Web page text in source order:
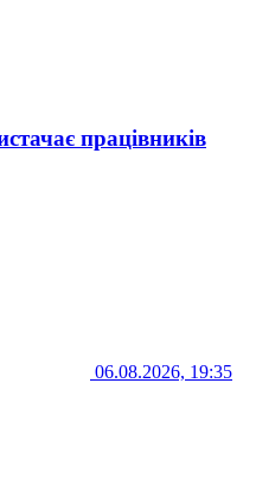
працівників
06.08.2026, 19:35